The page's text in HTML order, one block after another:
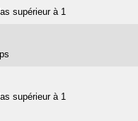
supérieur à 1
supérieur à 1